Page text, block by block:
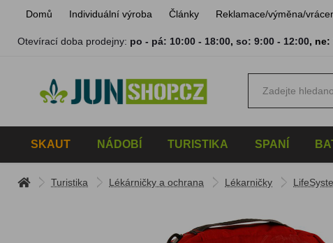
Domů Individuální výroba Články Reklamace/výměna/
Otevírací doba prodejny: po - pá: 10:00 - 18:00,so: 9:00 - 12:00, ne:
SKAUT NÁDOBÍ TURISTIKA SPANÍ
Turistika Lékárničky a ochrana Lékarničky